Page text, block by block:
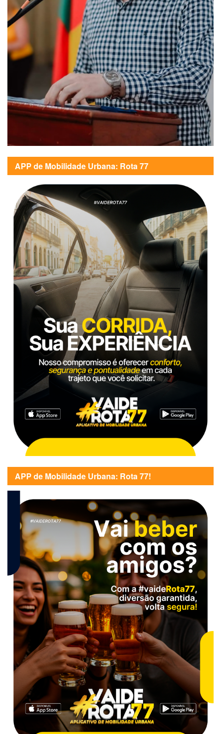
APP de Mobilidade Urbana: Rota 77
APP de Mobilidade Urbana: Rota 77!